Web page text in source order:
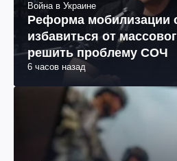
Война в Украине
Реформа мобилизации
избавиться от
решить проблему СОЧ
6 часов назад